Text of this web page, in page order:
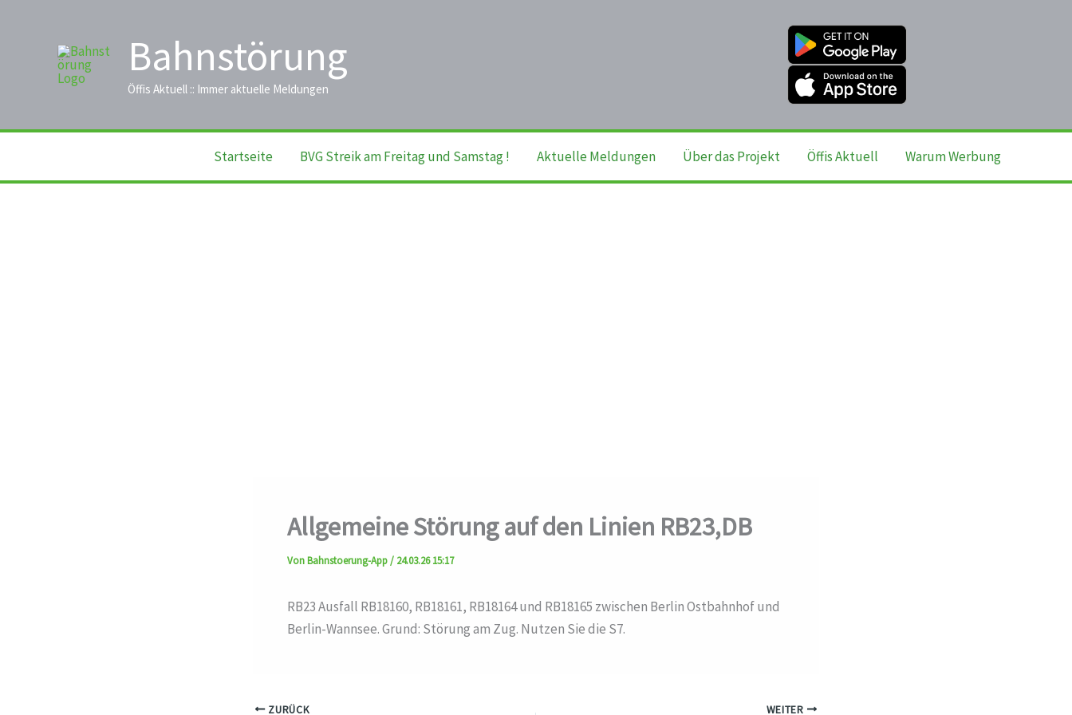
Bahnstörung
Öffis Aktuell :: Immer aktuelle Meldungen
Startseite BVG Streik am Freitag und Samstag ! Aktuelle Meldungen Über das Projekt Öffis Aktuell Warum Werbung
Allgemeine Störung auf den Linien RB23,DB
VonBahnstoerung-App/ 24.03.26 15:17
RB23 Ausfall RB18160, RB18161, RB18164 und RB18165 zwischen Berlin Ostbahnhof und
Berlin-Wannsee. Grund: Störung am Zug. Nutzen Sie die S7.
ZURÜCK WEITER